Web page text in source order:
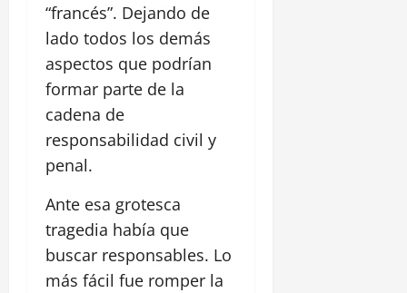
“francés”. Dejando de
lado todos los demás
aspectos que podrían
formar parte de la
cadena de
responsabilidad civil y
penal.
Ante esa grotesca
tragedia había que
buscar responsables. Lo
más fácil fue romper la